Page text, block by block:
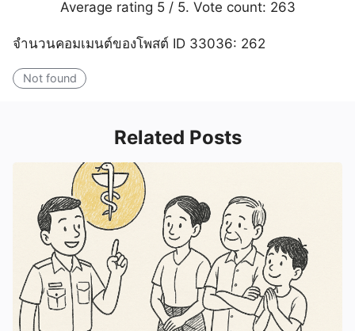
Average rating 5/ 5. Vote count: 263
จำนวนคอมเมนต์ของโพสต์ ID 33036: 262
Not found
Related Posts